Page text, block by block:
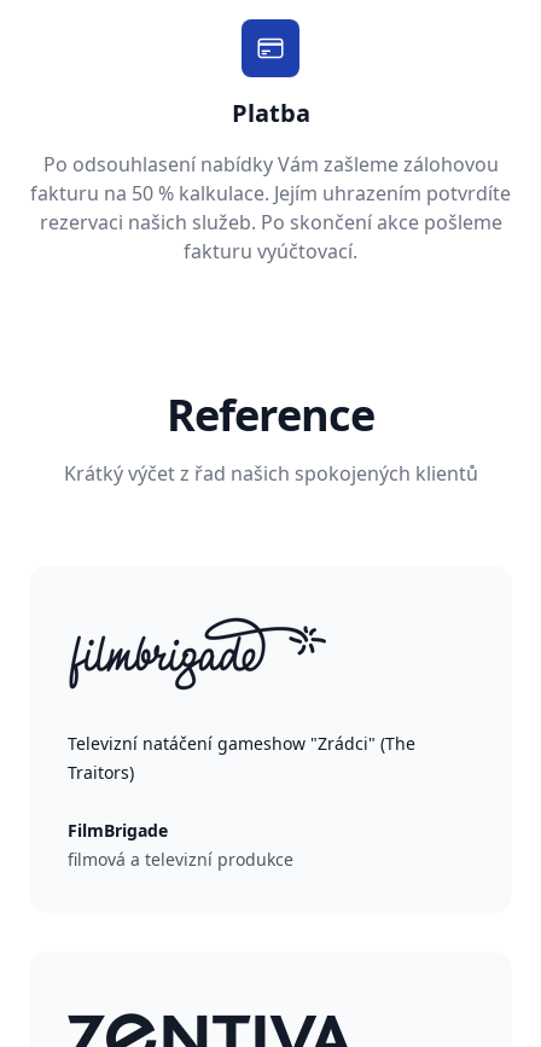
Platba
Po odsouhlasení nabídky Vám zašleme zálohovou
fakturu na 50 % kalkulace. Jejím uhrazením potvrdíte
rezervaci našich služeb. Po skončení akce pošleme
fakturu vyúčtovací.
Reference
Krátký výčet z řad našich spokojených klientů
Televizní natáčení gameshow "Zrádci" (The
Traitors)
FilmBrigade
filmová a televizní produkce